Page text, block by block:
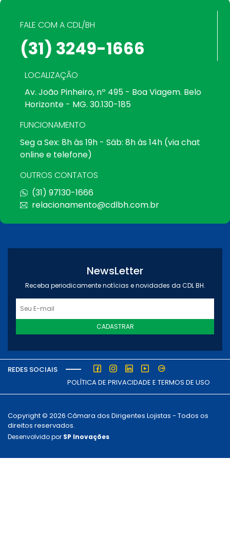
FALE COM A CDL/BH
(31) 3249-1666
LOCALIZAÇÃO
Av. João Pinheiro, nº 495 - Boa Viagem. Belo
Horizonte - MG. 30.130-185
FUNCIONAMENTO
Seg a Sex: 8h às 19h - Sáb: 8h às 14h (via chat
online e telefone)
OUTROS CONTATOS
(31) 97130-1666
relacionamento@cdlbh.com.br
NewsLetter
Receba periodicamente notícias e novidades da CDL BH.
CADASTRAR
REDES SOCIAIS
POLÍTICA DE PRIVACIDADE E TERMOS DE USO
Copyright © 2026 Câmara dos Dirigentes Lojistas - Todos os
direitos reservados.
Desenvolvido por SP Inovações